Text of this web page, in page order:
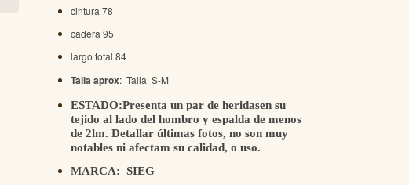
cintura 78
cadera 95
largo total 84
Talla aprox: Talla S-M
ESTADO:Presenta un par de heridasen su
tejido al lado del hombro y espalda de menos
de 2lm. Detallar últimas fotos, no son muy
notables ni afectam su calidad, o uso.
MARCA: SIEG